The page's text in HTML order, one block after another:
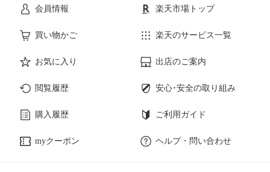
会員情報 楽天市場トップ
買い物かご 楽天のサービス一覧
お気に入り 出店のご案内
閲覧履歴 安心･安全の取り組み
購入履歴 ご利用ガイド
myクーポン ヘルプ・問い合わせ